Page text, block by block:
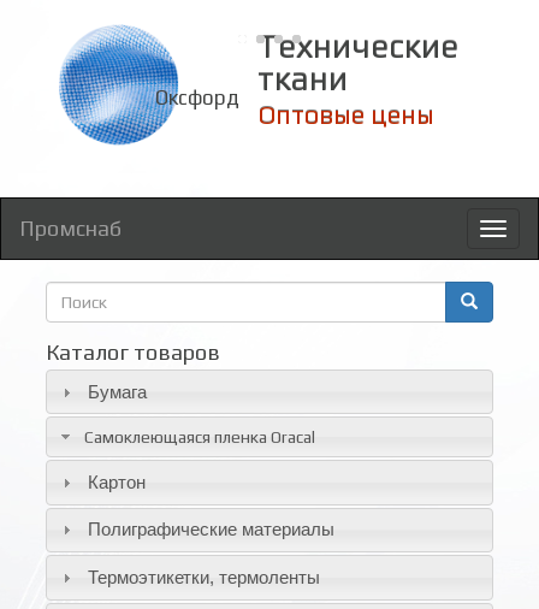
Технические
ткани
Оксфорд
Промснаб
Форма
поиска
Каталог товаров
Бумага
Самоклеющаяся пленка Oracal
Картон
Полиграфические материалы
Термоэтикетки, термоленты